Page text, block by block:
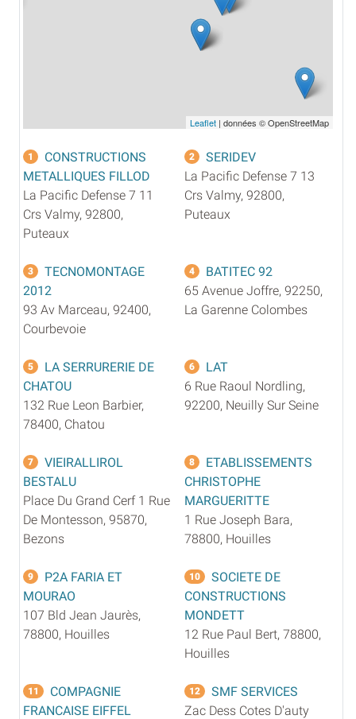
Leaflet | données © OpenStreetMap
1
CONSTRUCTIONS
METALLIQUES FILLOD
La Pacific Defense 7 11
Crs Valmy, 92800,
Puteaux
2
SERIDEV
La Pacific Defense 7 13
Crs Valmy, 92800,
Puteaux
3
TECNOMONTAGE
2012
93 Av Marceau, 92400,
Courbevoie
4
BATITEC 92
65 Avenue Joffre, 92250,
La Garenne Colombes
5
LA SERRURERIE DE
CHATOU
132 Rue Leon Barbier,
78400, Chatou
6
LAT
6 Rue Raoul Nordling,
92200, Neuilly Sur Seine
7
VIEIRALLIROL
BESTALU
Place Du Grand Cerf 1 Rue
De Montesson, 95870,
Bezons
8
ETABLISSEMENTS
CHRISTOPHE
MARGUERITTE
1 Rue Joseph Bara,
78800, Houilles
9
P2A FARIA ET
MOURAO
107 Bld Jean Jaurès,
78800, Houilles
10
SOCIETE DE
CONSTRUCTIONS
MONDETT
12 Rue Paul Bert, 78800,
Houilles
11
COMPAGNIE
FRANCAISE EIFFEL
12
SMF SERVICES
Zac Dess Cotes D'auty